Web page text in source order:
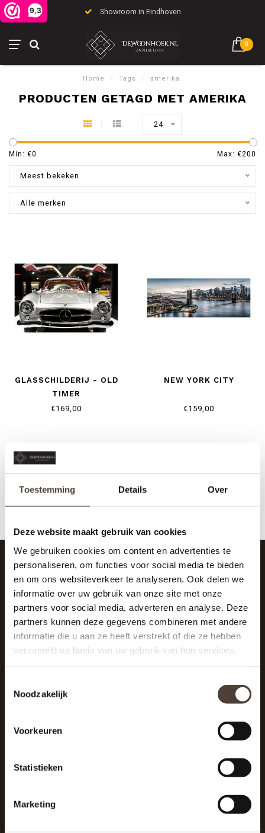
Toestemming Details Over
Deze website maakt gebruik van cookies
We gebruiken cookies om content en advertenties te
personaliseren, om functies voor social media te bieden
en om ons websiteverkeer te analyseren. Ook delen we
informatie over uw gebruik van onze site met onze
partners voor social media, adverteren en analyse. Deze
partners kunnen deze gegevens combineren met andere
informatie die u aan ze heeft verstrekt of die ze hebben
verzameld op basis van uw gebruik van hun services.
Noodzakelijk
Voorkeuren
Statistieken
Marketing
9,3 Showroom in Eindhoven
0
Home / Tags / amerika
PRODUCTEN GETAGD MET AMERIKA
24
Min: €0 Max: €200
Meest bekeken
Alle merken
GLASSCHILDERIJ - OLD
TIMER
€169,00
NEW YORK CITY
€159,00
SCHRIJF JE IN VOOR DE NIEUWSBRIEF
And stay up to date with our latest offers